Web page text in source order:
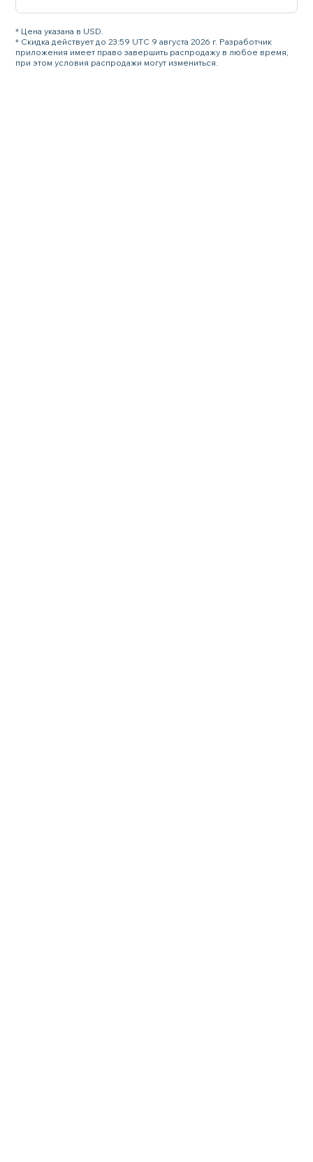
* Цена указана в USD.
* Скидка действует до 23:59 UTC 9 августа 2026 г. Разработчик
приложения имеет право завершить распродажу в любое время,
при этом условия распродажи могут измениться.